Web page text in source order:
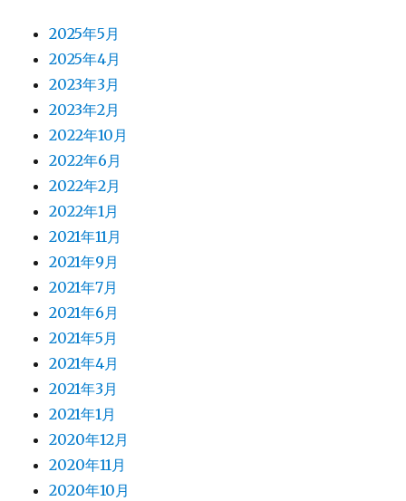
2025年5月
2025年4月
2023年3月
2023年2月
2022年10月
2022年6月
2022年2月
2022年1月
2021年11月
2021年9月
2021年7月
2021年6月
2021年5月
2021年4月
2021年3月
2021年1月
2020年12月
2020年11月
2020年10月